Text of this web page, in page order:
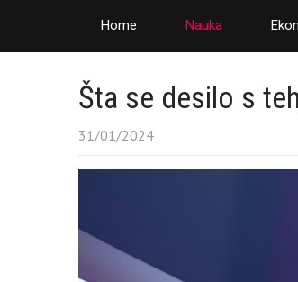
Home Nauka
Šta se desilo s
31/01/2024